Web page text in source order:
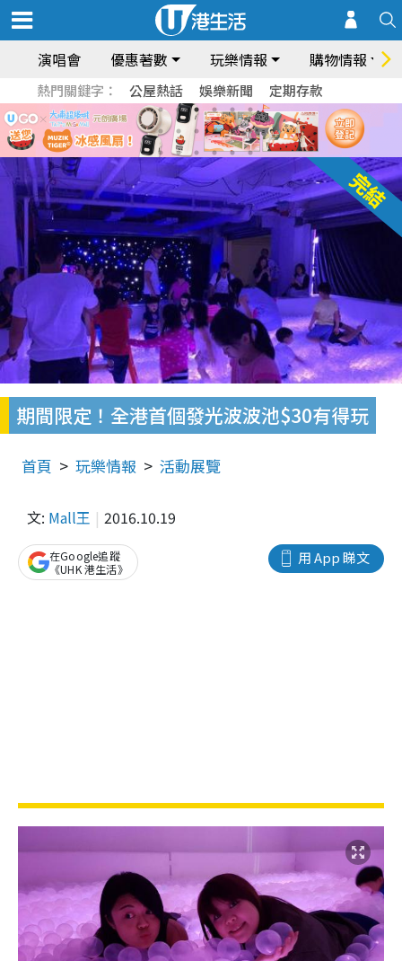
演唱會 優惠著數 玩樂情報 購物情報
熱門關鍵字： 公屋熱話 娛樂新聞 定期存款
期間限定！全港首個發光波波池$30有得玩
首頁 玩樂情報 活動展覽
文: Mall王 2016.10.19
用 App 睇文
在Google追蹤
《UHK 港生活》